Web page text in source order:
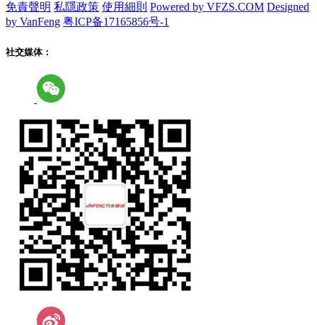
免責聲明 私隱政策 使用細則 Powered by VFZS.COM Designed
by VanFeng 粤ICP备17165856号-1
社交媒体：